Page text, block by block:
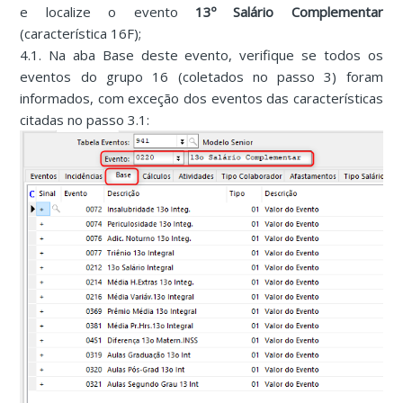
e localize o evento 13º Salário Complementar
(característica 16F);
4.1. Na aba Base deste evento, verifique se todos os
eventos do grupo 16 (coletados no passo 3) foram
informados, com exceção dos eventos das características
citadas no passo 3.1: